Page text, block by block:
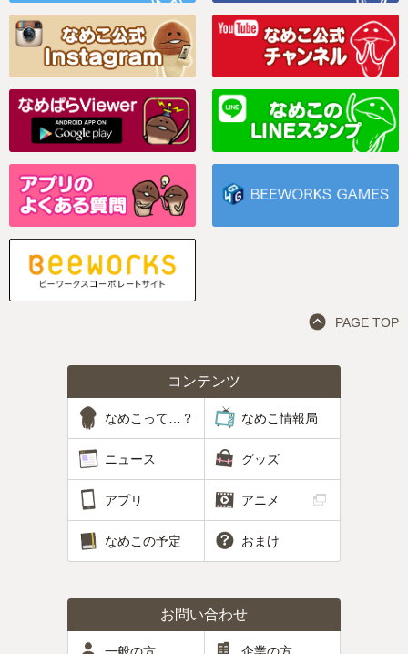
PAGE TOP
コンテンツ
なめこって…？ なめこ情報局
ニュース グッズ
アプリ アニメ
なめこの予定 おまけ
お問い合わせ